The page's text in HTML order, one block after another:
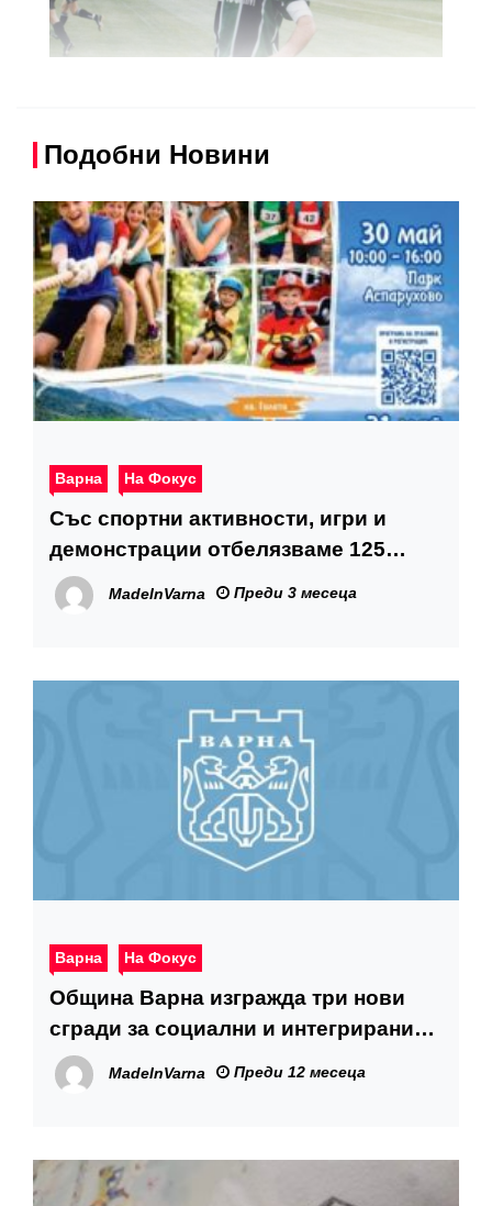
Подобни Новини
Варна На Фокус
Със спортни активности, игри и
демонстрации отбелязваме 125
години организирано туристическо
движение във Варна
MadeInVarna Преди 3 месеца
Варна На Фокус
Община Варна изгражда три нови
сгради за социални и интегрирани
здравно-социални услуги
MadeInVarna Преди 12 месеца